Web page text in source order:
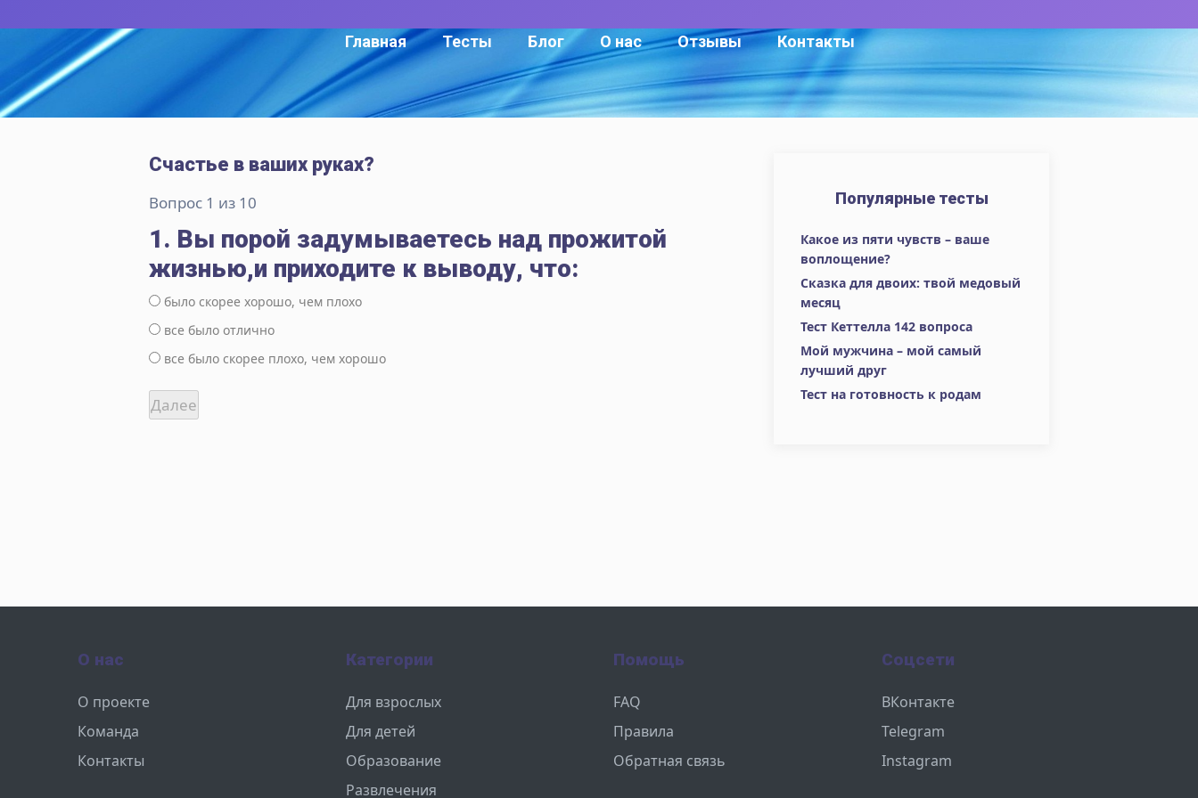
Главная Тесты Блог О нас Отзывы Контакты
Счастье в ваших руках?
Вопрос 1 из 10
1. Вы порой задумываетесь над прожитой
жизнью,и приходите к выводу, что:
было скорее хорошо, чем плохо
все было отлично
все было скорее плохо, чем хорошо
Популярные тесты
Какое из пяти чувств – ваше
воплощение?
Сказка для двоих: твой медовый
месяц
Тест Кеттелла 142 вопроса
Мой мужчина – мой самый
лучший друг
Тест на готовность к родам
О нас
О проекте
Команда
Контакты
Категории
Для взрослых
Для детей
Образование
Развлечения
Помощь
FAQ
Правила
Обратная связь
Соцсети
ВКонтакте
Telegram
Instagram